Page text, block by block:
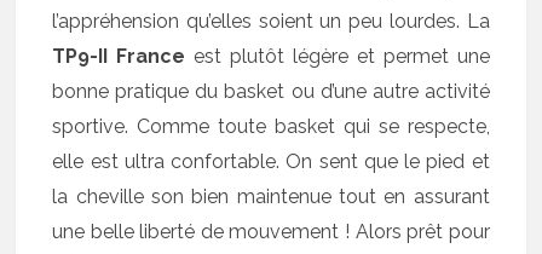
l’appréhension qu’elles soient un peu lourdes. La
TP9-II France est plutôt légère et permet une
bonne pratique du basket ou d’une autre activité
sportive. Comme toute basket qui se respecte,
elle est ultra confortable. On sent que le pied et
la cheville son bien maintenue tout en assurant
une belle liberté de mouvement ! Alors prêt pour